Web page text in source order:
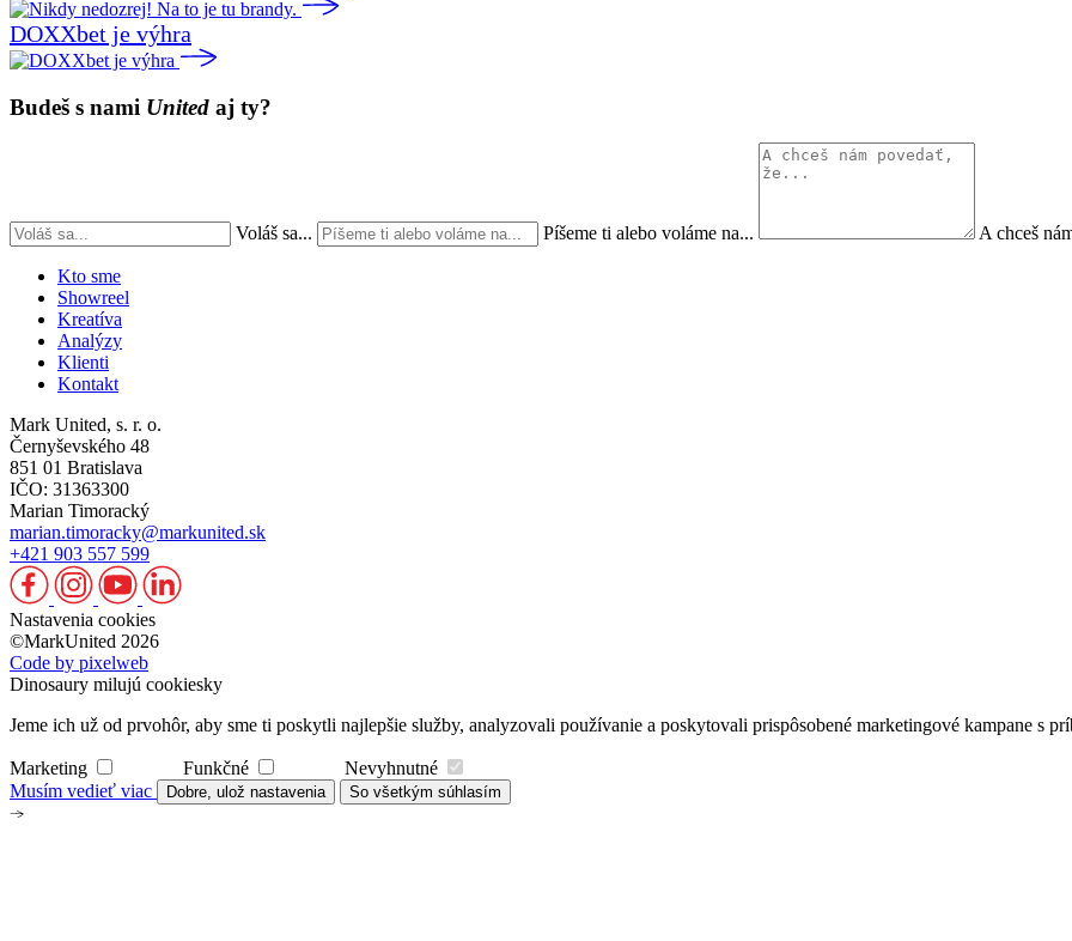
DOXXbet je výhra
Budeš s nami United aj ty?
Voláš sa... Píšeme ti alebo voláme na... A chceš
Kto sme
Showreel
Kreatíva
Analýzy
Klienti
Kontakt
Mark United, s. r. o.
Černyševského 48
851 01 Bratislava
IČO: 31363300
Marian Timoracký
marian.timoracky@markunited.sk
+421 903 557 599
Nastavenia cookies
©MarkUnited 2026
Code by pixelweb
Dinosaury milujú cookiesky
Jeme ich už od prvohôr, aby sme ti poskytli najlepšie služby, analyzovali používanie a poskytovali prispôsobené marketingové kampane s
Marketing Funkčné
Nevyhnutné
Musím vedieť viac
Dobre, ulož nastavenia So všetkým súhlasím